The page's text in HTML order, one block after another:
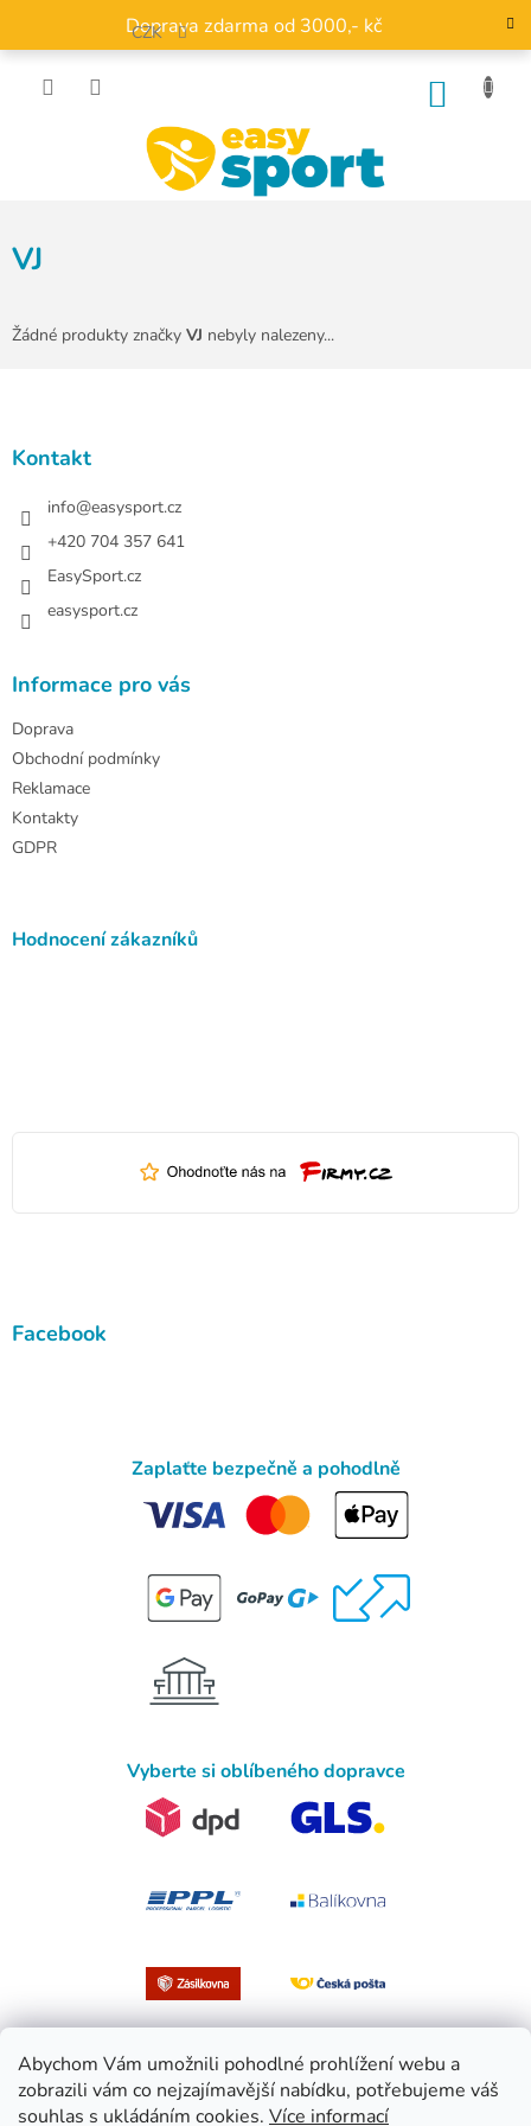
Abychom Vám umožnili pohodlné prohlížení webu a
zobrazili vám co nejzajímavější nabídku, potřebujeme váš
souhlas s ukládáním cookies. Více informací
obsah
Doprava zdarma od 3000,- kč
CZK
VJ
Žádné produkty značky VJ nebyly nalezeny...
Kontakt
info@easysport.cz
+420 704 357 641
EasySport.cz
easysport.cz
Informace pro vás
Doprava
Obchodní podmínky
Reklamace
Kontakty
GDPR
Hodnocení zákazníků
Facebook
Zaplaťte bezpečně a pohodlně
Vyberte si oblíbeného dopravce